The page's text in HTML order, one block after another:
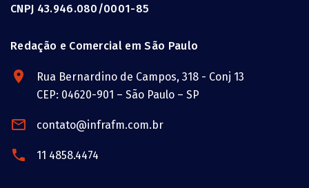
CNPJ 43.946.080/0001-85
Redação e Comercial em São Paulo
Rua Bernardino de Campos, 318 - Conj 13
CEP: 04620-901 – São Paulo – SP
contato@infrafm.com.br
11 4858.4474